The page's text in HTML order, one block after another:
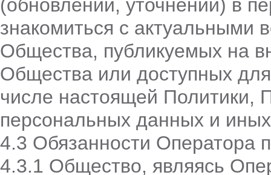
(обновлений, уточнений) в
знакомиться с актуальными
Общества, публикуемых на
Общества или доступных
числе настоящей Политики,
персональных данных и
4.3 Обязанности Оператора
4.3.1 Общество, являясь